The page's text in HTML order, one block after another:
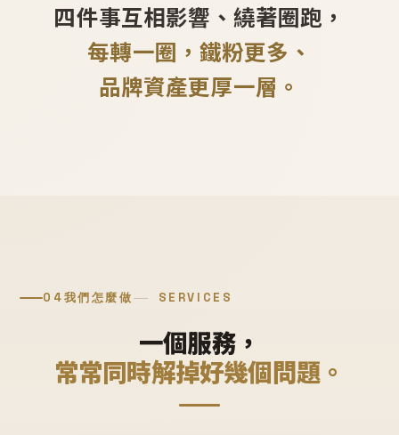
四件事互相影響、繞著圈跑，
每轉一圈，鐵粉更多、
品牌資產更厚一層。
04我們怎麼做 SERVICES
一個服務，
常常同時解掉好幾個問題。